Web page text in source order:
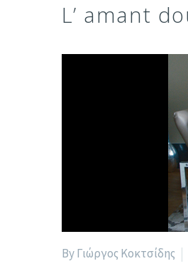
L’ amant
By Γιώργος Κοκτσίδης